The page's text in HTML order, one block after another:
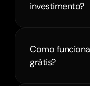
investimento?
Como
grátis?